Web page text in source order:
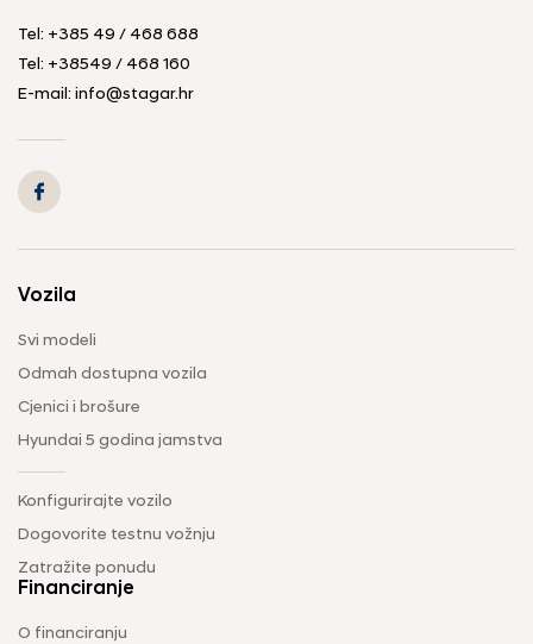
Tel: +385 49 / 468 688
Tel: +38549 / 468 160
E-mail: info@stagar.hr
Vozila
Svi modeli
Odmah dostupna vozila
Cjenici i brošure
Hyundai 5 godina jamstva
Konfigurirajte vozilo
Dogovorite testnu vožnju
Zatražite ponudu
Financiranje
O financiranju